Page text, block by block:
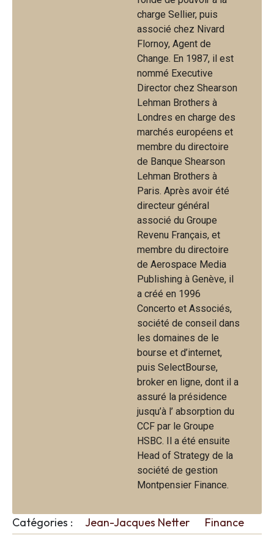
charge Sellier, puis
associé chez Nivard
Flornoy, Agent de
Change. En 1987, il est
nommé Executive
Director chez Shearson
Lehman Brothers à
Londres en charge des
marchés européens et
membre du directoire
de Banque Shearson
Lehman Brothers à
Paris. Après avoir été
directeur général
associé du Groupe
Revenu Français, et
membre du directoire
de Aerospace Media
Publishing à Genève, il
a créé en 1996
Concerto et Associés,
société de conseil dans
les domaines de le
bourse et d’internet,
puis SelectBourse,
broker en ligne, dont il a
assuré la présidence
jusqu’à l’ absorption du
CCF par le Groupe
HSBC. Il a été ensuite
Head of Strategy de la
société de gestion
Montpensier Finance.
Catégories : Jean-Jacques Netter Finance